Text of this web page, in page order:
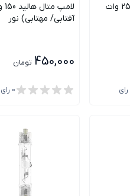
لامپ متال هالید 250 وات
رای
آفتابی/ مهتابی) نور
450,000 تومان
0 رای